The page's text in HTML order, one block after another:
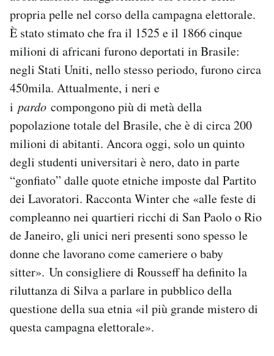
propria pelle nel corso della campagna elettorale.
È stato stimato che fra il 1525 e il 1866 cinque
milioni di africani furono deportati in Brasile:
negli Stati Uniti, nello stesso periodo, furono circa
450mila. Attualmente, i neri e
i pardo compongono più di metà della
popolazione totale del Brasile, che è di circa 200
milioni di abitanti. Ancora oggi, solo un quinto
degli studenti universitari è nero, dato in parte
“gonfiato” dalle quote etniche imposte dal Partito
dei Lavoratori. Racconta Winter che «alle feste di
compleanno nei quartieri ricchi di San Paolo o Rio
de Janeiro, gli unici neri presenti sono spesso le
donne che lavorano come cameriere o baby
sitter». Un consigliere di Rousseff ha definito la
riluttanza di Silva a parlare in pubblico della
questione della sua etnia «il più grande mistero di
questa campagna elettorale».